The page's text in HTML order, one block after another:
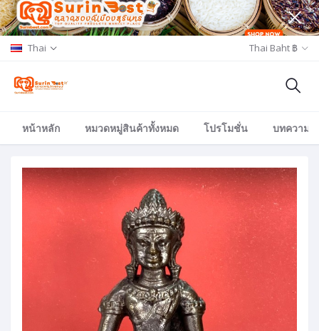
Thai Thai Baht ฿
หน้าหลัก หมวดหมู่สินค้าทั้งหมด โปรโมชั่น บทความ/